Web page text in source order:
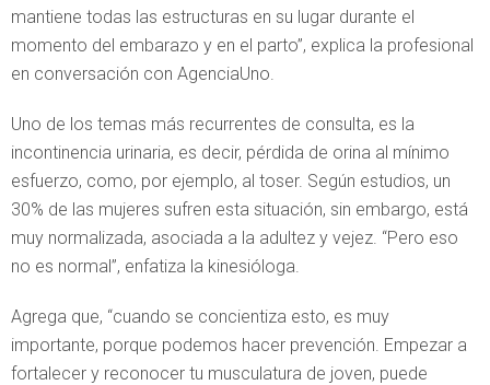
mantiene todas las estructuras en su lugar durante el
momento del embarazo y en el parto”, explica la profesional
en conversación con AgenciaUno.
Uno de los temas más recurrentes de consulta, es la
incontinencia urinaria, es decir, pérdida de orina al mínimo
esfuerzo, como, por ejemplo, al toser. Según estudios, un
30% de las mujeres sufren esta situación, sin embargo, está
muy normalizada, asociada a la adultez y vejez. “Pero eso
no es normal”, enfatiza la kinesióloga.
Agrega que, “cuando se concientiza esto, es muy
importante, porque podemos hacer prevención. Empezar a
fortalecer y reconocer tu musculatura de joven, puede